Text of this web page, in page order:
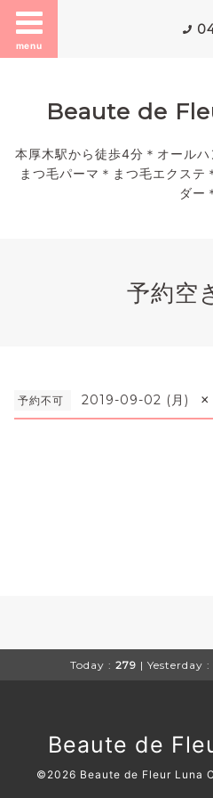
menu
Beaute de
本厚木駅から徒歩4分＊オール
まつ毛パーマ＊まつ毛エクステ
ダー
予約空
予約不可 2019-09-02 (月) ×
Today : 279 | Yesterday :
Beaute de
©2026 Beaute de Fleur Luna